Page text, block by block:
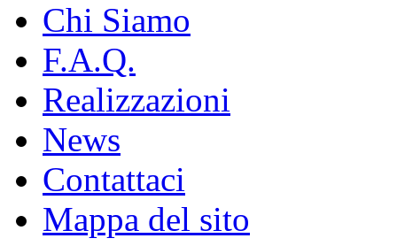
Chi Siamo
F.A.Q.
Realizzazioni
News
Contattaci
Mappa del sito